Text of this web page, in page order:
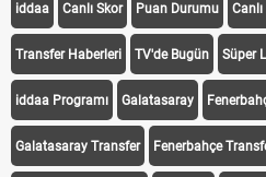
iddaa Canlı Skor Puan Durumu
Transfer Haberleri TV'de Bugün Süper
iddaa Programı Galatasaray
Galatasaray Transfer Fenerbahçe